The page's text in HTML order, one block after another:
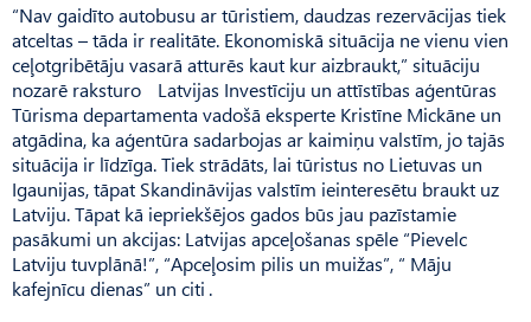
“Nav gaidīto autobusu ar tūristiem, daudzas rezervācijas tiek
atceltas – tāda ir realitāte. Ekonomiskā situācija ne vienu vien
ceļotgribētāju vasarā atturēs kaut kur aizbraukt,” situāciju
nozarē raksturo Latvijas Investīciju un attīstības aģentūras
Tūrisma departamenta vadošā eksperte Kristīne Mickāne un
atgādina, ka aģentūra sadarbojas ar kaimiņu valstīm, jo tajās
situācija ir līdzīga. Tiek strādāts, lai tūristus no Lietuvas un
Igaunijas, tāpat Skandināvijas valstīm ieinteresētu braukt uz
Latviju. Tāpat kā iepriekšējos gados būs jau pazīstamie
pasākumi un akcijas: Latvijas apceļošanas spēle “Pievelc
Latviju tuvplānā!”, “Apceļosim pilis un muižas”, “ Māju
kafejnīcu dienas” un citi .